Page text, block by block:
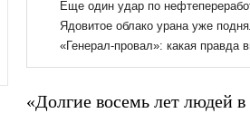
«Долгие восемь лет людей